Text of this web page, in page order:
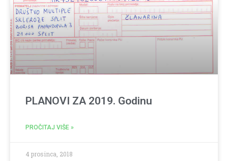
PLANOVI ZA 2019. Godinu
PROČITAJ VIŠE »
4 prosinca, 2018